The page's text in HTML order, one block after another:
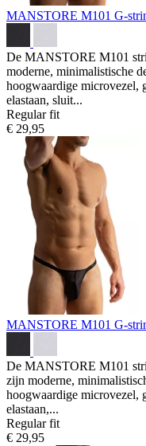
MANSTORE M101 G-
De MANSTORE M101
moderne, minimalistische
hoogwaardige microvezel,
elastaan, sluit...
Regular fit
€ 29,95
MANSTORE M101 G-
De MANSTORE M101
zijn moderne,
hoogwaardige microvezel,
elastaan,...
Regular fit
€ 29,95